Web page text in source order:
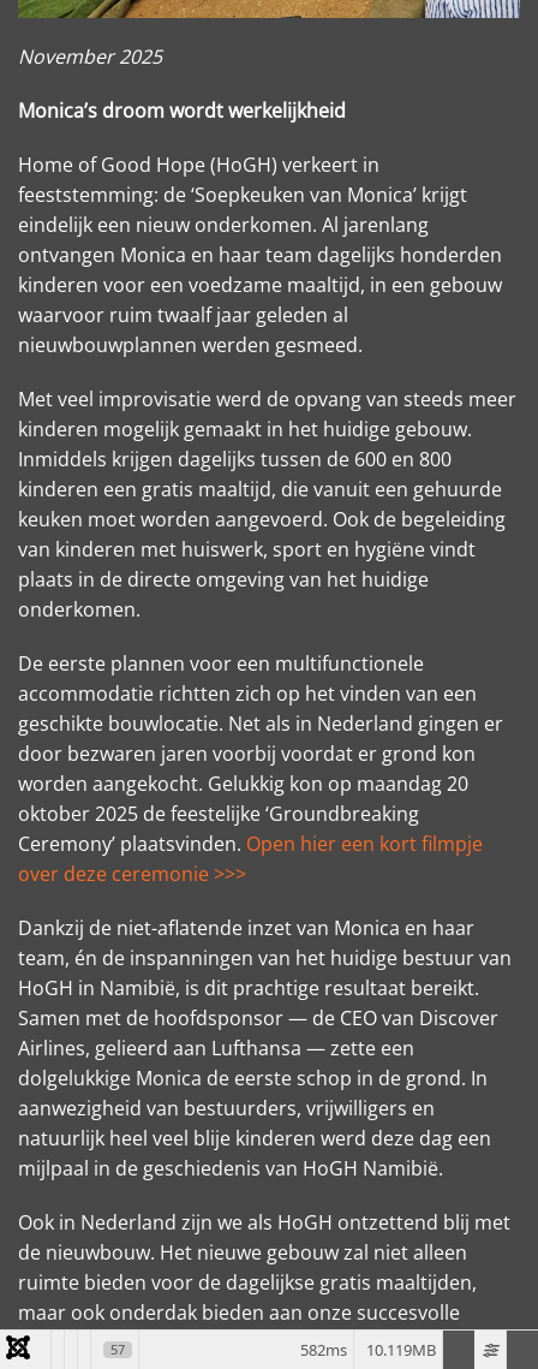
November 2025
Monica’s droom wordt werkelijkheid
Home of Good Hope (HoGH) verkeert in
feeststemming: de ‘Soepkeuken van Monica’ krijgt
eindelijk een nieuw onderkomen. Al jarenlang
ontvangen Monica en haar team dagelijks honderden
kinderen voor een voedzame maaltijd, in een gebouw
waarvoor ruim twaalf jaar geleden al
nieuwbouwplannen werden gesmeed.
Met veel improvisatie werd de opvang van steeds meer
kinderen mogelijk gemaakt in het huidige gebouw.
Inmiddels krijgen dagelijks tussen de 600 en 800
kinderen een gratis maaltijd, die vanuit een gehuurde
keuken moet worden aangevoerd. Ook de begeleiding
van kinderen met huiswerk, sport en hygiëne vindt
plaats in de directe omgeving van het huidige
onderkomen.
De eerste plannen voor een multifunctionele
accommodatie richtten zich op het vinden van een
geschikte bouwlocatie. Net als in Nederland gingen er
door bezwaren jaren voorbij voordat er grond kon
worden aangekocht. Gelukkig kon op maandag 20
oktober 2025 de feestelijke ‘Groundbreaking
Ceremony’ plaatsvinden. Open hier een kort filmpje
over deze ceremonie >>>
Dankzij de niet-aflatende inzet van Monica en haar
team, én de inspanningen van het huidige bestuur van
HoGH in Namibië, is dit prachtige resultaat bereikt.
Samen met de hoofdsponsor — de CEO van Discover
Airlines, gelieerd aan Lufthansa — zette een
dolgelukkige Monica de eerste schop in de grond. In
aanwezigheid van bestuurders, vrijwilligers en
natuurlijk heel veel blije kinderen werd deze dag een
mijlpaal in de geschiedenis van HoGH Namibië.
Ook in Nederland zijn we als HoGH ontzettend blij met
de nieuwbouw. Het nieuwe gebouw zal niet alleen
ruimte bieden voor de dagelijkse gratis maaltijden,
maar ook onderdak bieden aan onze succesvolle
huiswerkklassen en andere educatieve activiteiten.
57 10.119MB
582ms